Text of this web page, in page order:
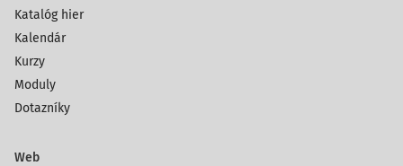
Katalóg hier
Kalendár
Kurzy
Moduly
Dotazníky
Web